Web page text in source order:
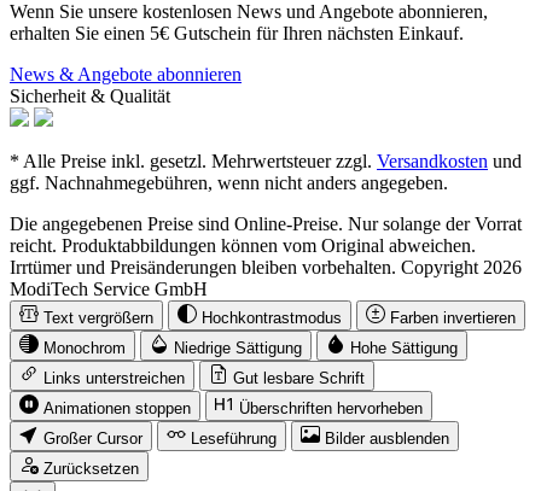
Wenn Sie unsere kostenlosen News und Angebote abonnieren,
erhalten Sie einen 5€ Gutschein für Ihren nächsten Einkauf.
News & Angebote abonnieren
Sicherheit & Qualität
* Alle Preise inkl. gesetzl. Mehrwertsteuer zzgl. Versandkosten und
ggf. Nachnahmegebühren, wenn nicht anders angegeben.
Die angegebenen Preise sind Online-Preise. Nur solange der Vorrat
reicht. Produktabbildungen können vom Original abweichen.
Irrtümer und Preisänderungen bleiben vorbehalten. Copyright 2026
ModiTech Service GmbH
Text vergrößern Hochkontrastmodus
Farben invertieren
Monochrom
Niedrige Sättigung
Hohe Sättigung
Links unterstreichen
Gut lesbare Schrift
Animationen stoppen
Überschriften hervorheben
Großer Cursor
Leseführung
Bilder ausblenden
Zurücksetzen